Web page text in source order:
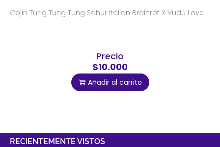
Cojin Tung Tung Tung Sahur Italian Brainrot X Vudú Love
Precio
$10.000
Añadir al carrito
RECIENTEMENTE VISTOS